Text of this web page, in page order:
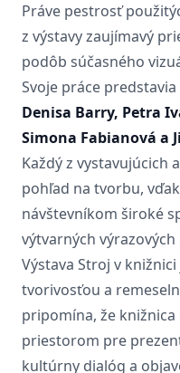
Práve pestrosť
z výstavy zaujímavý
podôb súčasného
Svoje práce predstavia
Denisa Barry, Petra
Simona Fabianová a
Každý z vystavujúcich
pohľad na tvorbu,
návštevníkom široké
výtvarných
Výstava Stroj v
tvorivosťou a
pripomína, že
priestorom pre
kultúrny dialóg a